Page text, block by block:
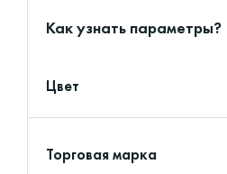
Как узнать параметры?
Цвет
Торговая марка